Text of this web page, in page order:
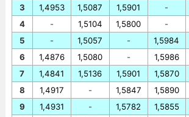
3
4
5
6
7
8
9
1,4953
-
-
1,4876
1,4841
1,4917
1,4931
1,5087
1,5104
1,5057
1,5080
1,5136
-
-
1,5901
1,5800
-
-
1,5901
1,5847
1,5782
-
-
1,5984
1,5986
1,5870
1,5890
1,5855